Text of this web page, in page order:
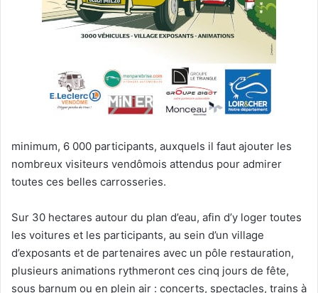
minimum, 6 000 participants, auxquels il faut ajouter les
nombreux visiteurs vendômois attendus pour admirer
toutes ces belles carrosseries.
Sur 30 hectares autour du plan d’eau, afin d’y loger toutes
les voitures et les participants, au sein d’un village
d’exposants et de partenaires avec un pôle restauration,
plusieurs animations rythmeront ces cinq jours de fête,
sous barnum ou en plein air : concerts, spectacles, trains à